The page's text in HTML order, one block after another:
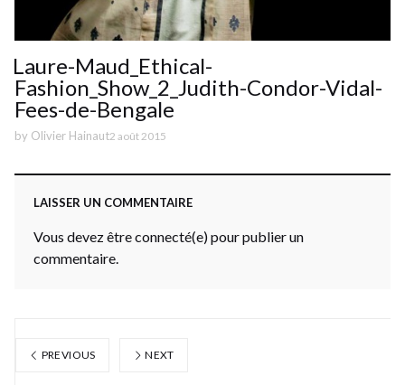
Laure-Maud_Ethical-
Fashion_Show_2_Judith-Condor-Vidal-
Fees-de-Bengale
by Olivier Hainaut2 août 2015
LAISSER UN COMMENTAIRE
Vous devez être connecté(e) pour publier un
commentaire.
PREVIOUS NEXT